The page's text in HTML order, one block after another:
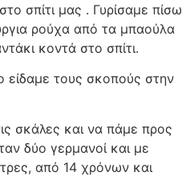
σπίτι μας . Γυρίσαμε πίσω
ρούχα από τα μπαούλα
κοντά στο σπίτι.
είδαμε τους σκοπούς στην
σκάλες και να πάμε προς
δύο γερμανοί και με
από 14 χρόνων και